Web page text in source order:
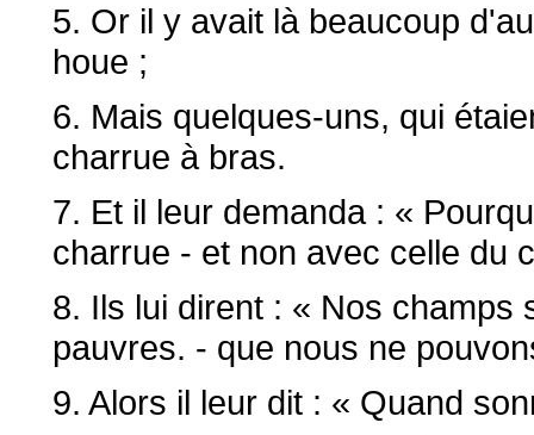
5. Or il y avait là beaucoup
houe ;
6. Mais quelques-uns, qui
charrue à bras.
7. Et il leur demanda : «
charrue - et non avec celle du
8. Ils lui dirent : « Nos champs
pauvres. - que nous ne
9. Alors il leur dit : « Quand